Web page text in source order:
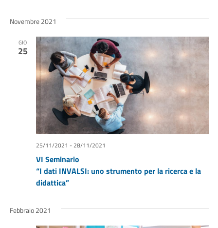
Novembre 2021
GIO
25
VI Seminario
“I dati INVALSI: uno strumento per la ricerca e la
didattica”
25/11/2021 -28/11/2021
Febbraio 2021